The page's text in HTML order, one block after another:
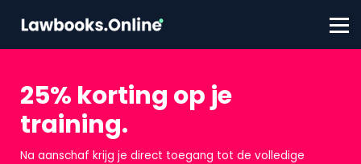
FAQ
Contact
Inloggen
25% korting op je
training.
Na aanschaf krijg je direct toegang tot de volledige